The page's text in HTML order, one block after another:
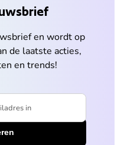
en wordt op
de laatste acties,
en trends!